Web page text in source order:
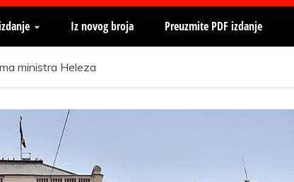
Iz novog broja Preuzmite PDF izdanje
ministra Heleza